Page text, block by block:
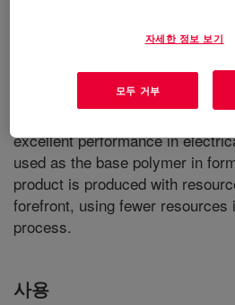
excellent performance in
used as the base polymer in
product is produced with
forefront, using fewer resources
process.
사용
자세한 정보 보기
모두 거부